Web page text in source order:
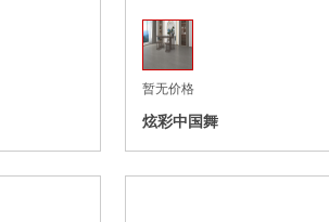
暂无价格
炫彩中国舞